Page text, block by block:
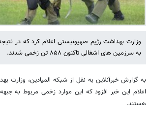
وزارت بهداشت رژیم صهیونیستی اعلام کرد که در
به سرزمین های اشغالی تاکنون ۸۵۸ تن زخمی شدند.
به گزارش خبرآنلاین به نقل از شبکه المیادین، وزارت
اعلام این خبر افزود که این موارد زخمی مربوط به
هستند.